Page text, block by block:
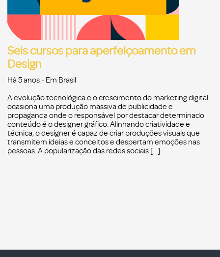
Seis cursos para aperfeiçoamento em
Design
Hà 5 anos- Em Brasil
A evolução tecnológica e o crescimento do marketing digital
ocasiona uma produção massiva de publicidade e
propaganda onde o responsável por destacar determinado
conteúdo é o designer gráfico. Alinhando criatividade e
técnica, o designer é capaz de criar produções visuais que
transmitem ideias e conceitos e despertam emoções nas
pessoas. A popularização das redes sociais […]